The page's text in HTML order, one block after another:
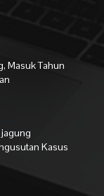
Masuk Tahun
Kasus